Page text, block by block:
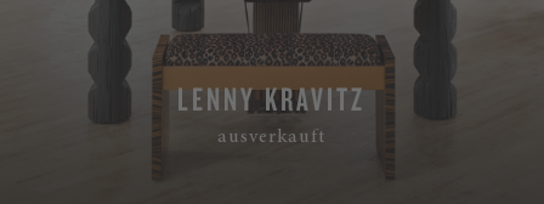
LENNY KRAVITZ
ausverkauft